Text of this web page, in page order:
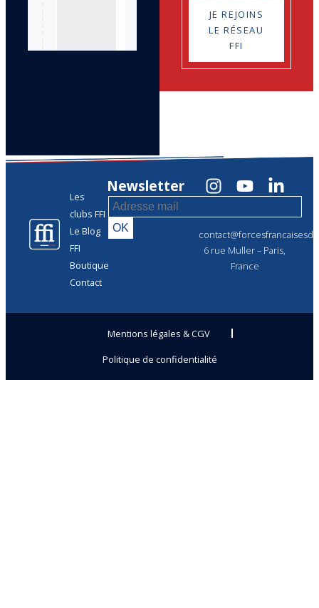
JE REJOINS
LE RÉSEAU
FFI
Les
clubs FFI
Le Blog
FFI
Boutique
Contact
6 rue Muller – Paris,
France
Newsletter
Mentions légales & CGV
Politique de confidentialité